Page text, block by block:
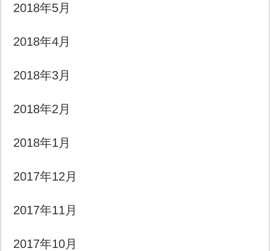
2018年5月
2018年4月
2018年3月
2018年2月
2018年1月
2017年12月
2017年11月
2017年10月